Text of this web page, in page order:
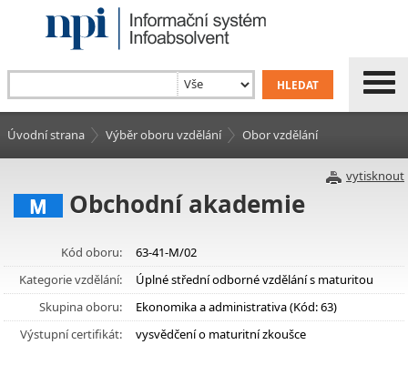
Úvodní strana Výběr oboru vzdělání Obor vzdělání
vytisknout
M Obchodní akademie
Kód oboru:
63-41-M/02
Kategorie vzdělání:
Úplné střední odborné vzdělání s maturitou
Skupina oboru:
Ekonomika a administrativa (Kód: 63)
Výstupní certifikát:
vysvědčení o maturitní zkoušce